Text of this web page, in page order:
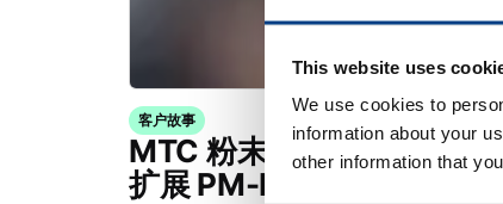
This website uses
We use cookies to
information about your
other information that
客户故事
MTC 粉末解决方案公司利
扩展 PM-HIP 能力